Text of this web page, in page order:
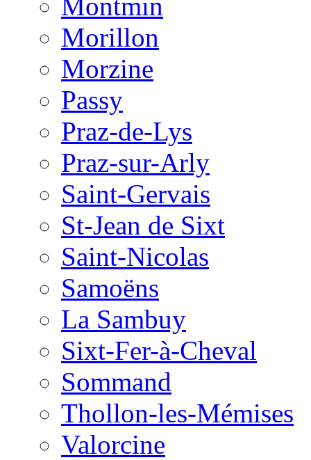
Morillon
Morzine
Passy
Praz-de-Lys
Praz-sur-Arly
Saint-Gervais
St-Jean de Sixt
Saint-Nicolas
Samoëns
La Sambuy
Sixt-Fer-à-Cheval
Sommand
Thollon-les-Mémises
Valorcine